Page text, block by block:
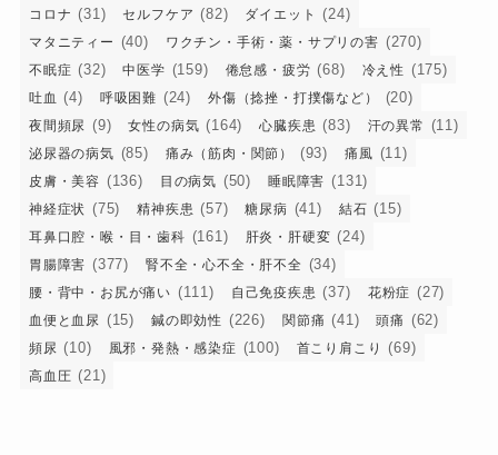
コロナ (31) セルフケア (82) ダイエット (24)
マタニティー (40) ワクチン・手術・薬・サプリの害 (270)
不眠症 (32) 中医学 (159) 倦怠感・疲労 (68) 冷え性 (175)
吐血 (4) 呼吸困難 (24) 外傷（捻挫・打撲傷など） (20)
夜間頻尿 (9) 女性の病気 (164) 心臓疾患 (83) 汗の異常 (11)
泌尿器の病気 (85) 痛み（筋肉・関節） (93) 痛風 (11)
皮膚・美容 (136) 目の病気 (50) 睡眠障害 (131)
神経症状 (75) 精神疾患 (57) 糖尿病 (41) 結石 (15)
耳鼻口腔・喉・目・歯科 (161) 肝炎・肝硬変 (24)
胃腸障害 (377) 腎不全・心不全・肝不全 (34)
腰・背中・お尻が痛い (111) 自己免疫疾患 (37) 花粉症 (27)
血便と血尿 (15) 鍼の即効性 (226) 関節痛 (41) 頭痛 (62)
頻尿 (10) 風邪・発熱・感染症 (100) 首こり肩こり (69)
高血圧 (21)